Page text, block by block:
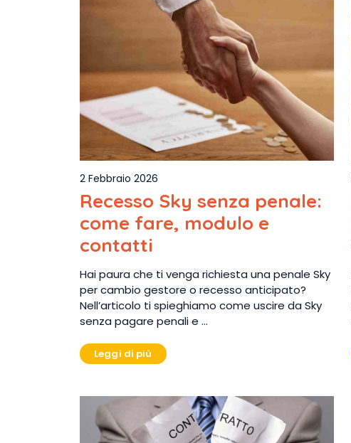
2 Febbraio 2026
Recesso Sky senza penale:
come fare, modulo e
contatti
Hai paura che ti venga richiesta una penale Sky
per cambio gestore o recesso anticipato?
Nell’articolo ti spieghiamo come uscire da Sky
senza pagare penali e …
Leggi di più